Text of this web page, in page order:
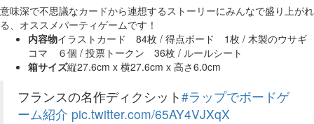
意味深で不思議なカードから連想するストーリーにみんなで盛り上がれ
る、オススメパーティゲームです！
内容物イラストカード 84枚 / 得点ボード 1枚 / 木製のウサギ
コマ ６個 / 投票トークン 36枚 / ルールシート
箱サイズ縦27.6cm x 横27.6cm x 高さ6.0cm
フランスの名作ディクシット#ラップでボードゲ
ーム紹介 pic.twitter.com/65AY4VJXqX